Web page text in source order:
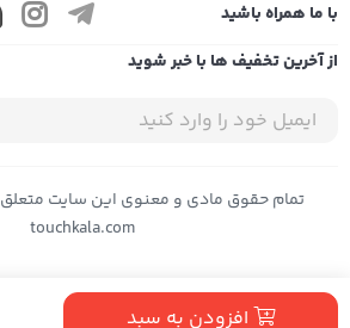
افزودن به سبد
با ما همراه باشید
از آخرین تخفیف ها با خبر شوید
تمام حقوق مادی و معنوی این سایت متعلق
touchkala.com